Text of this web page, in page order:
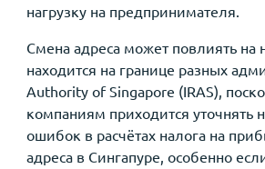
нагрузку на предпринимателя.
Смена адреса может повлиять на
находится на границе разных
Authority of Singapore (IRAS),
компаниям приходится уточнять
ошибок в расчётах налога на
адреса в Сингапуре, особенно